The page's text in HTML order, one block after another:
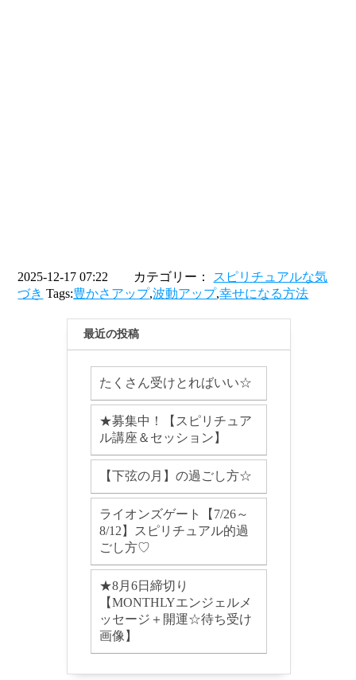
2025-12-17 07:22 カテゴリー： スピリチュアルな気
づき Tags:豊かさアップ,波動アップ,幸せになる方法
最近の投稿
たくさん受けとればいい☆
★募集中！【スピリチュア
ル講座＆セッション】
【下弦の月】の過ごし方☆
ライオンズゲート【7/26～
8/12】スピリチュアル的過
ごし方♡
★8月6日締切り
【MONTHLYエンジェルメ
ッセージ＋開運☆待ち受け
画像】